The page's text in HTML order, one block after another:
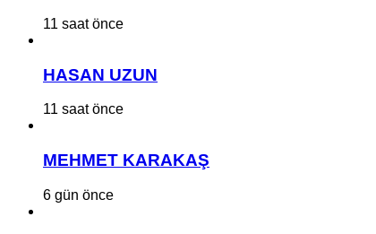
11 saat önce
HASAN UZUN
11 saat önce
MEHMET KARAKAŞ
6 gün önce